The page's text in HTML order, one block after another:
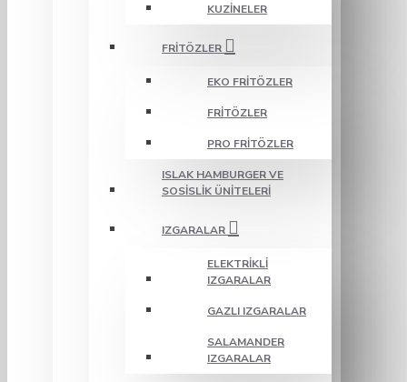
KUZINELER
FRITÖZLER
EKO FRITÖZLER
FRITÖZLER
PRO FRITÖZLER
ISLAK HAMBURGER VE
SOSISLIK ÜNITELERI
IZGARALAR
ELEKTRIKLI
IZGARALAR
GAZLI IZGARALAR
SALAMANDER
IZGARALAR